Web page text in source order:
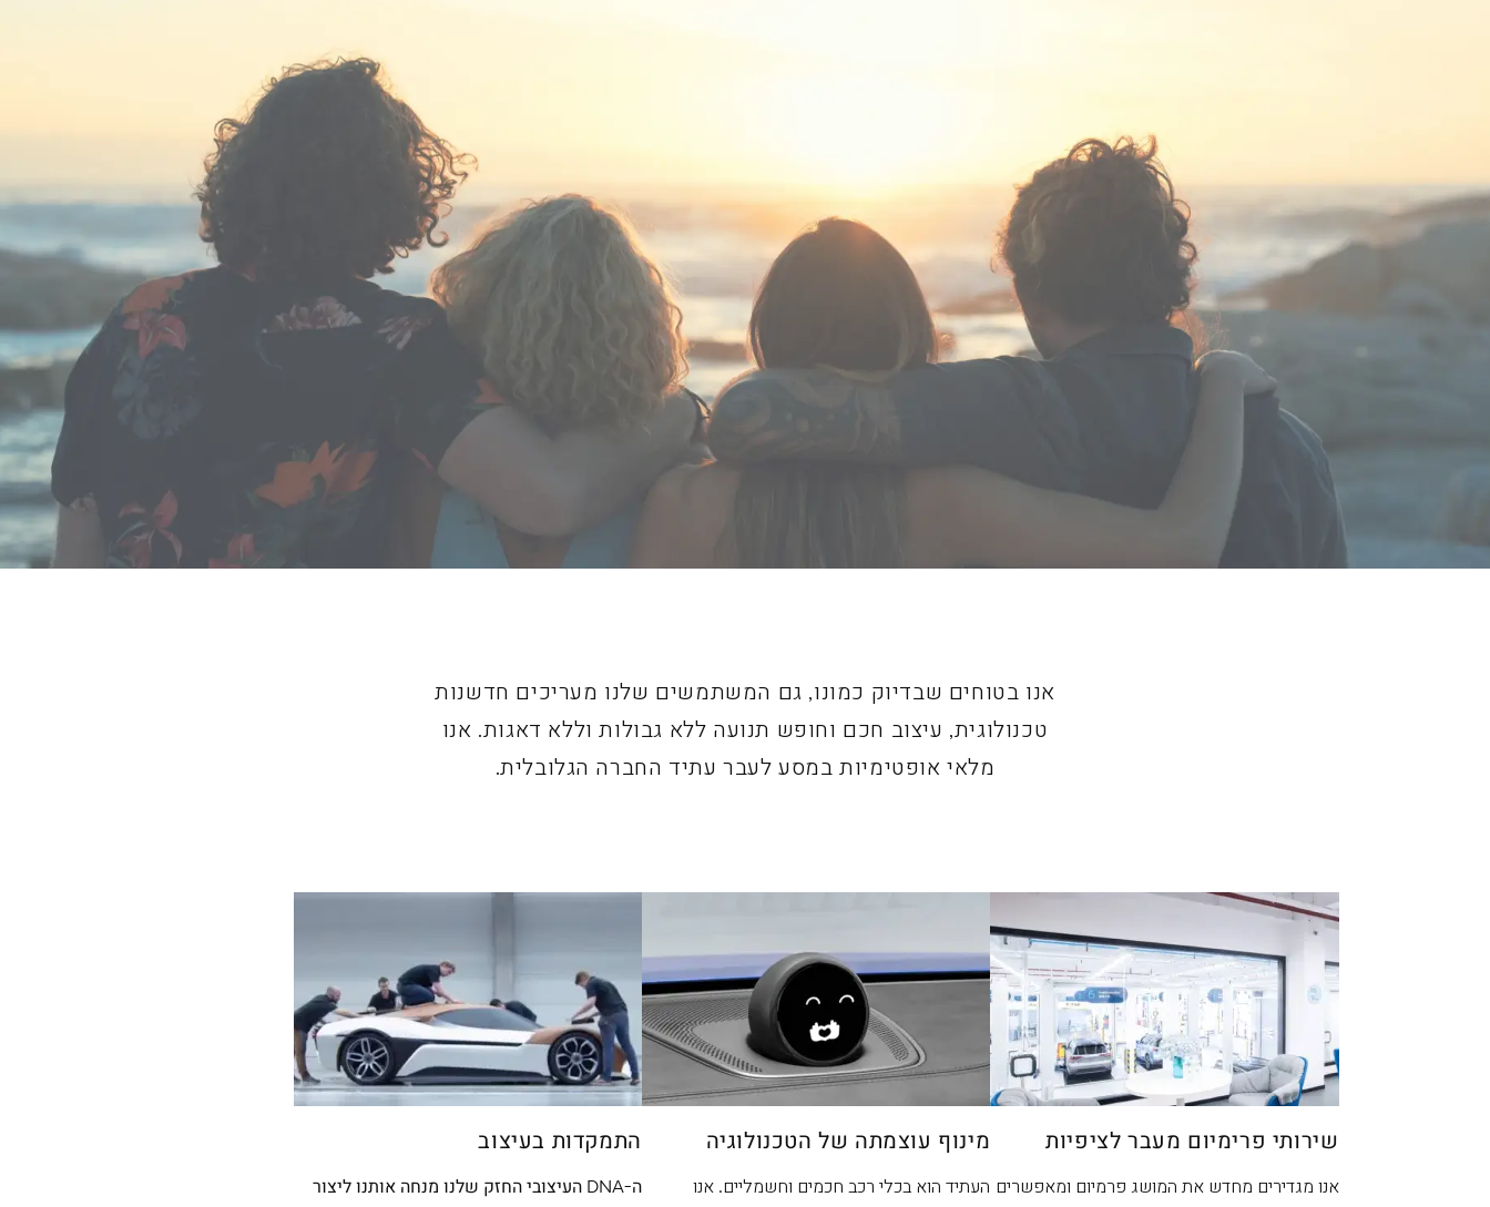
אנו בטוחים שבדיוק כמונו, גם המשתמשים שלנו מעריכים חדשנות
טכנולוגית, עיצוב חכם וחופש תנועה ללא גבולות וללא דאגות. אנו
מלאי אופטימיות במסע לעבר עתיד החברה הגלובלית.
שירותי פרימיום מעבר לציפיות
אנו מגדירים מחדש את המושג פרמיום ומאפשרים
מינוף עוצמתה של הטכנולוגיה
העתיד הוא בכלי רכב חכמים וחשמליים. אנו
התמקדות בעיצוב
ה-DNA העיצובי החזק שלנו מנחה אותנו ליצור